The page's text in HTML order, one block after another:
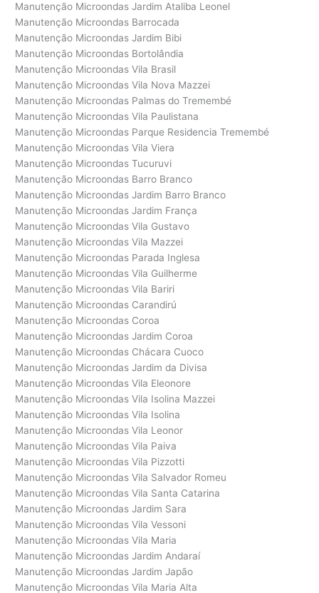
Manutenção Microondas Jardim Ataliba Leonel
Manutenção Microondas Barrocada
Manutenção Microondas Jardim Bibi
Manutenção Microondas Bortolândia
Manutenção Microondas Vila Brasil
Manutenção Microondas Vila Nova Mazzei
Manutenção Microondas Palmas do Tremembé
Manutenção Microondas Vila Paulistana
Manutenção Microondas Parque Residencia Tremembé
Manutenção Microondas Vila Viera
Manutenção Microondas Tucuruvi
Manutenção Microondas Barro Branco
Manutenção Microondas Jardim Barro Branco
Manutenção Microondas Jardim França
Manutenção Microondas Vila Gustavo
Manutenção Microondas Vila Mazzei
Manutenção Microondas Parada Inglesa
Manutenção Microondas Vila Guilherme
Manutenção Microondas Vila Bariri
Manutenção Microondas Carandirú
Manutenção Microondas Coroa
Manutenção Microondas Jardim Coroa
Manutenção Microondas Chácara Cuoco
Manutenção Microondas Jardim da Divisa
Manutenção Microondas Vila Eleonore
Manutenção Microondas Vila Isolina Mazzei
Manutenção Microondas Vila Isolina
Manutenção Microondas Vila Leonor
Manutenção Microondas Vila Paiva
Manutenção Microondas Vila Pizzotti
Manutenção Microondas Vila Salvador Romeu
Manutenção Microondas Vila Santa Catarina
Manutenção Microondas Jardim Sara
Manutenção Microondas Vila Vessoni
Manutenção Microondas Vila Maria
Manutenção Microondas Jardim Andaraí
Manutenção Microondas Jardim Japão
Manutenção Microondas Vila Maria Alta